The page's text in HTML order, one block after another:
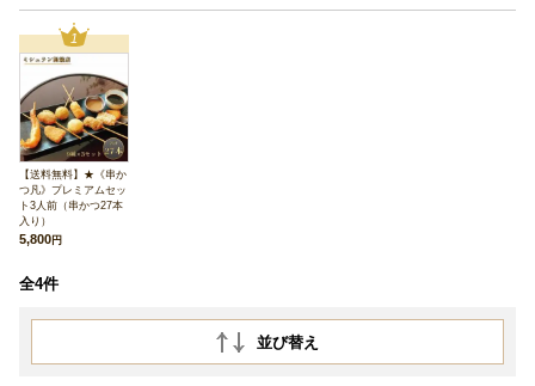
1
【送料無料】★《串か
つ凡》プレミアムセッ
ト3人前（串かつ27本
入り）
5,800 円
全4件
並び替え